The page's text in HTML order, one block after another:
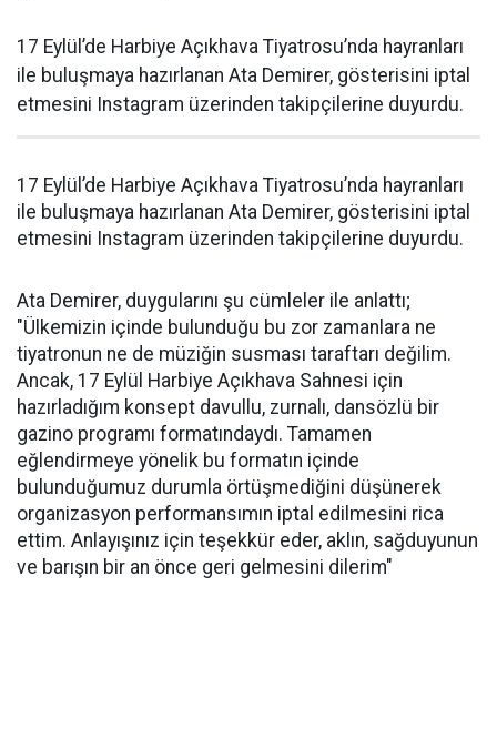
17 Eylül’de Harbiye Açıkhava Tiyatrosu’nda hayranları
ile buluşmaya hazırlanan Ata Demirer, gösterisini iptal
etmesini Instagram üzerinden takipçilerine duyurdu.
17 Eylül’de Harbiye Açıkhava Tiyatrosu’nda hayranları
ile buluşmaya hazırlanan Ata Demirer, gösterisini iptal
etmesini Instagram üzerinden takipçilerine duyurdu.
Ata Demirer, duygularını şu cümleler ile anlattı;
"Ülkemizin içinde bulunduğu bu zor zamanlara ne
tiyatronun ne de müziğin susması taraftarı değilim.
Ancak, 17 Eylül Harbiye Açıkhava Sahnesi için
hazırladığım konsept davullu, zurnalı, dansözlü bir
gazino programı formatındaydı. Tamamen
eğlendirmeye yönelik bu formatın içinde
bulunduğumuz durumla örtüşmediğini düşünerek
organizasyon performansımın iptal edilmesini rica
ettim. Anlayışınız için teşekkür eder, aklın, sağduyunun
ve barışın bir an önce geri gelmesini dilerim"